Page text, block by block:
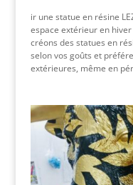
ir une statue en résine
espace extérieur en hiver
créons des statues en
selon vos goûts et
extérieures, même en